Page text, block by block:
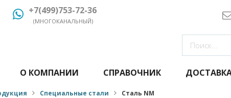
+7(499)753-72-36
(МНОГОКАНАЛЬНЫЙ)
О КОМПАНИИ СПРАВОЧНИК
Специальные стали Сталь NM